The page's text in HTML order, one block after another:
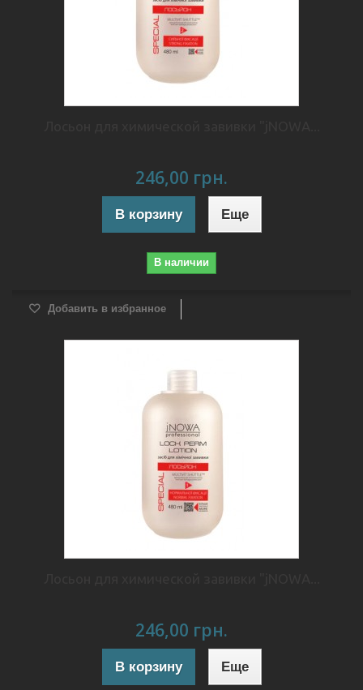
246,00 грн.
В корзину Еще
В наличии
Добавить в избранное
246,00 грн.
В корзину Еще